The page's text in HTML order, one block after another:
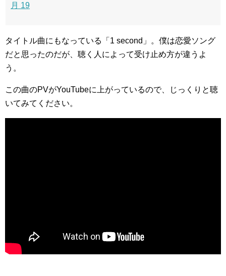
月 19
タイトル曲にもなっている「1 second」。僕は恋愛ソング
だと思ったのだが、聴く人によって受け止め方が違うよ
う。
この曲のPVがYouTubeに上がっているので、じっくりと聴
いてみてください。